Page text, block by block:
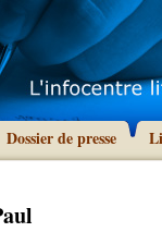
Dossier de presse